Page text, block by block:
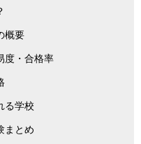
概要
度・合格率
る学校
まとめ